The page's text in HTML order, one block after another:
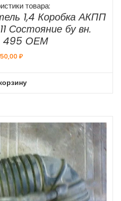
товара:
1,4 Коробка АКПП
Состояние бу вн.
495 ОЕМ
₽